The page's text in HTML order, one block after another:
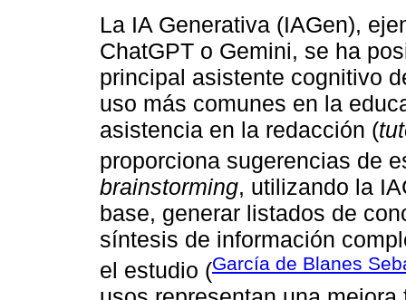
La IA Generativa (IAGen),
ChatGPT o Gemini, se ha
principal asistente cognitivo
uso más comunes en la
asistencia en la redacción (
proporciona sugerencias de
brainstorming, utilizando la
base, generar listados de
síntesis de información
el estudio (García de Blanes